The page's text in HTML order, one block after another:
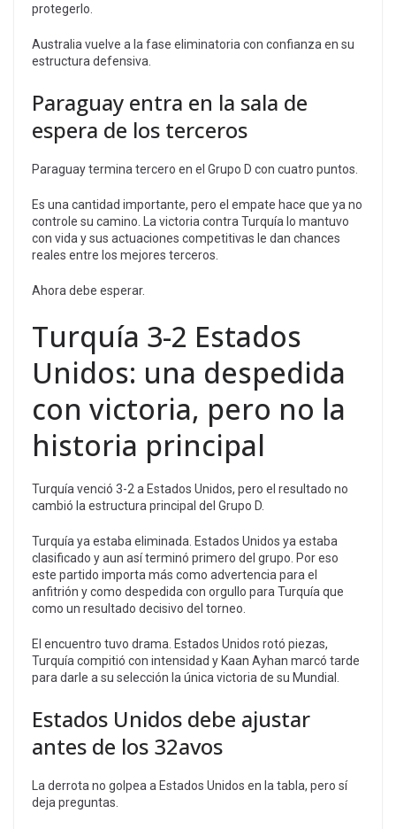
protegerlo.
Australia vuelve a la fase eliminatoria con confianza en su
estructura defensiva.
Paraguay entra en la sala de
espera de los terceros
Paraguay termina tercero en el Grupo D con cuatro puntos.
Es una cantidad importante, pero el empate hace que ya no
controle su camino. La victoria contra Turquía lo mantuvo
con vida y sus actuaciones competitivas le dan chances
reales entre los mejores terceros.
Ahora debe esperar.
Turquía 3-2 Estados
Unidos: una despedida
con victoria, pero no la
historia principal
Turquía venció 3-2 a Estados Unidos, pero el resultado no
cambió la estructura principal del Grupo D.
Turquía ya estaba eliminada. Estados Unidos ya estaba
clasificado y aun así terminó primero del grupo. Por eso
este partido importa más como advertencia para el
anfitrión y como despedida con orgullo para Turquía que
como un resultado decisivo del torneo.
El encuentro tuvo drama. Estados Unidos rotó piezas,
Turquía compitió con intensidad y Kaan Ayhan marcó tarde
para darle a su selección la única victoria de su Mundial.
Estados Unidos debe ajustar
antes de los 32avos
La derrota no golpea a Estados Unidos en la tabla, pero sí
deja preguntas.